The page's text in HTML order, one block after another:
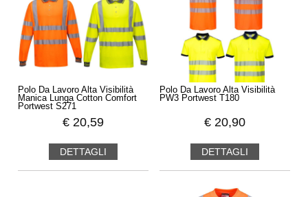
Polo Da Lavoro Alta Visibilità
Manica Lunga Cotton Comfort
Portwest S271
€ 20,59
DETTAGLI
Polo Da Lavoro Alta Visibilità
PW3 Portwest T180
€ 20,90
DETTAGLI